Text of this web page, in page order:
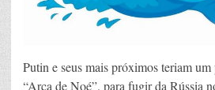
Putin e seus mais próximos teriam
“Arca de Noé”, para fugir da Rússia